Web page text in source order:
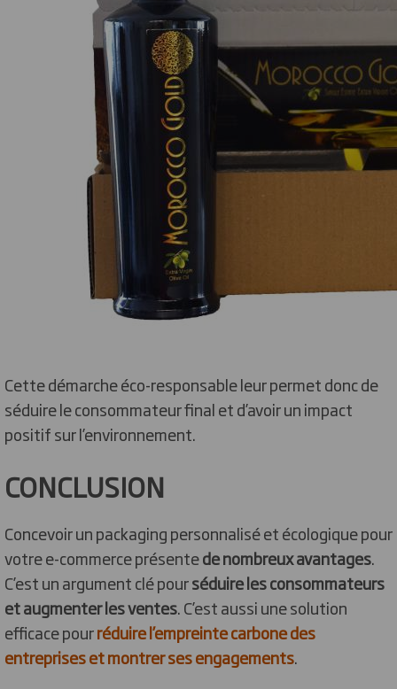
Cette démarche éco-responsable leur permet donc de
séduire le consommateur final et d’avoir un impact
positif sur l’environnement.
CONCLUSION
Concevoir un packaging personnalisé et écologique pour
votre e-commerce présentede nombreux avantages.
C’est un argument clé pourséduire les consommateurs
et augmenter les ventes. C’est aussi une solution
efficace pourréduire l’empreinte carbone des
entreprises et montrer ses engagements.